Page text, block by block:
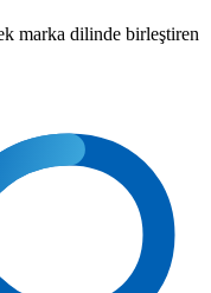
marka dilinde birleştiren